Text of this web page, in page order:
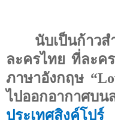
นับเป็นก้าว
ละครไทย ที่ละคร
ภาษาอังกฤษ
ไปออกอากาศบน
ประเทศสิงค์โปร์